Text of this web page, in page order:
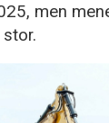
men